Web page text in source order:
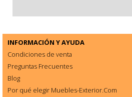
INFORMACIÓN Y AYUDA
Condiciones de venta
Preguntas Frecuentes
Blog
Por qué elegir Muebles-Exterior.Com